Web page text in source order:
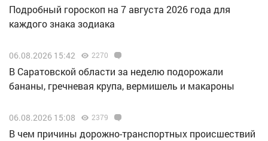
Подробный гороскоп на 7 августа 2026 года для
каждого знака зодиака
06.08.2026 15:42 2270
В Саратовской области за неделю подорожали
бананы, гречневая крупа, вермишель и макароны
06.08.2026 15:08 2379
В чем причины дорожно-транспортных происшествий